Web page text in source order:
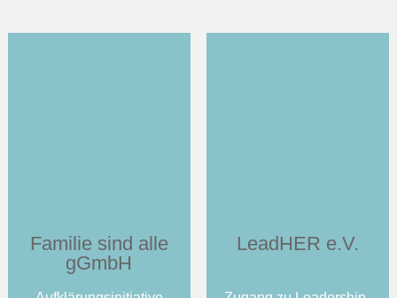
Familie sind alle
gGmbH
LeadHER e.V.